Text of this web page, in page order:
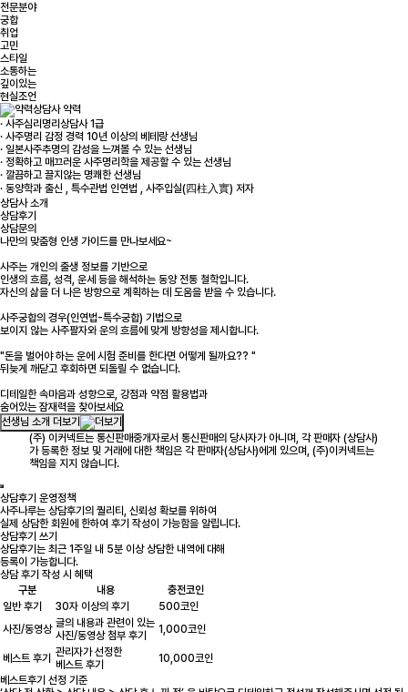
전문분야
궁합
취업
고민
스타일
소통하는
깊이있는
현실조언
상담사 약력
· 사주심리명리상담사 1급
· 사주명리 감정 경력 10년 이상의 베테랑 선생님
· 일본사주추명의 감성을 느껴볼 수 있는 선생님
· 정확하고 매끄러운 사주명리학을 제공할 수 있는 선생님
· 깔끔하고 끌지않는 명쾌한 선생님
· 동양학과 출신 , 특수관법 인연법 , 사주입실(四柱入實) 저자
상담사 소개
상담후기
상담문의
나만의 맞춤형 인생 가이드를 만나보세요~
사주는 개인의 출생 정보를 기반으로
인생의 흐름, 성격, 운세 등을 해석하는 동양 전통 철학입니다.
자신의 삶을 더 나은 방향으로 계획하는 데 도움을 받을 수 있습니다.
사주궁합의 경우(인연법-특수궁합) 기법으로
보이지 않는 사주팔자와 운의 흐름에 맞게 방향성을 제시합니다.
"돈을 벌어야 하는 운에 시험 준비를 한다면 어떻게 될까요?? "
뒤늦게 깨닫고 후회하면 되돌릴 수 없습니다.
디테일한 속마음과 성향으로, 강점과 약점 활용법과
숨어있는 잠재력을 찾아보세요
선생님 소개 더보기
(주) 이커넥트는 통신판매중개자로서 통신판매의 당사자가 아니며, 각 판매자 (상담사)
가 등록한 정보 및 거래에 대한 책임은 각 판매자(상담사)에게 있으며, (주)이커넥트는
책임을 지지 않습니다.
상담후기 운영정책
사주나루는 상담후기의 퀄리티, 신뢰성 확보를 위하여
실제 상담한 회원에 한하여 후기 작성이 가능함을 알립니다.
상담후기 쓰기
상담후기는 최근 1주일 내 5분 이상 상담한 내역에 대해
등록이 가능합니다.
상담 후기 작성 시 혜택
구분
내용
충전코인
일반 후기
30자 이상의 후기
500코인
사진/동영상 글의 내용과 관련이 있는
사진/동영상 첨부 후기
1,000코인
베스트 후기
관리자가 선정한
베스트 후기
10,000코인
베스트후기 선정 기준